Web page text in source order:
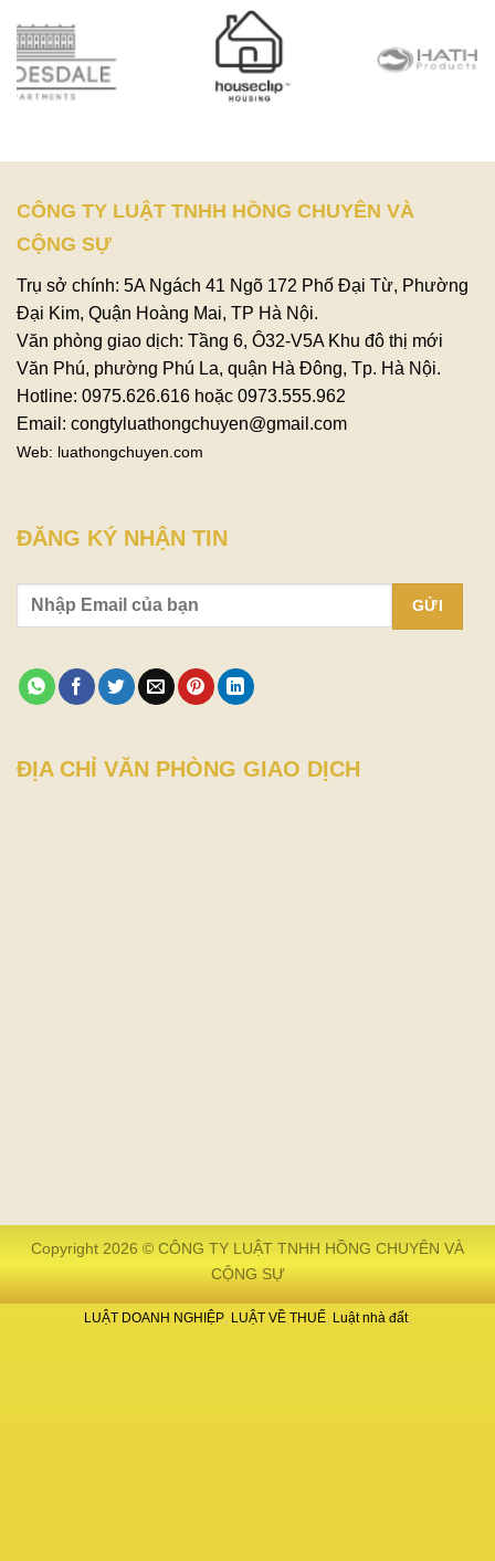
CÔNG TY LUẬT TNHH HỒNG CHUYÊN VÀ
CỘNG SỰ
Trụ sở chính: 5A Ngách 41 Ngõ 172 Phố Đại Từ, Phường
Đại Kim, Quận Hoàng Mai, TP Hà Nội.
Văn phòng giao dịch: Tầng 6, Ô32-V5A Khu đô thị mới
Văn Phú, phường Phú La, quận Hà Đông, Tp. Hà Nội.
Hotline: 0975.626.616 hoặc 0973.555.962
Email: congtyluathongchuyen@gmail.com
Web: luathongchuyen.com
ĐĂNG KÝ NHẬN TIN
ĐỊA CHỈ VĂN PHÒNG GIAO DỊCH
Copyright 2026 © CÔNG TY LUẬT TNHH HỒNG CHUYÊN VÀ
CỘNG SỰ
LUẬT DOANH NGHIỆP LUẬT VỀ THUẾ Luật nhà đất